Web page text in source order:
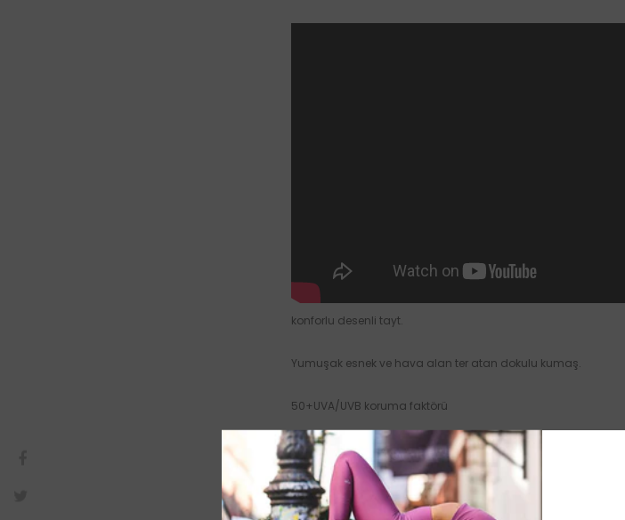
konforlu desenli tayt.
Yumuşak esnek ve hava alan ter atan dokulu kumaş.
50+UVA/UVB koruma faktörü
90% Polyamide 10% Spandex
Bacak içinden ölçü Small 59 cm Medium 61 cm Large 62 cm.